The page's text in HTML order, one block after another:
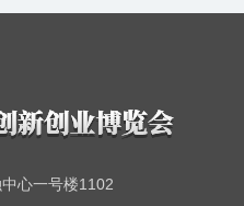
心一号楼1102